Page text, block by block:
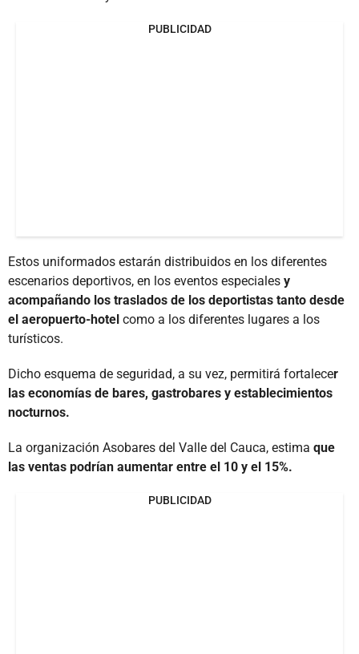
PUBLICIDAD
Estos uniformados estarán distribuidos en los diferentes
escenarios deportivos, en los eventos especiales y
acompañando los traslados de los deportistas tanto desde
el aeropuerto-hotel como a los diferentes lugares a los
turísticos.
Dicho esquema de seguridad, a su vez, permitirá fortalecer
las economías de bares, gastrobares y establecimientos
nocturnos.
La organización Asobares del Valle del Cauca, estima que
las ventas podrían aumentar entre el 10 y el 15%.
PUBLICIDAD